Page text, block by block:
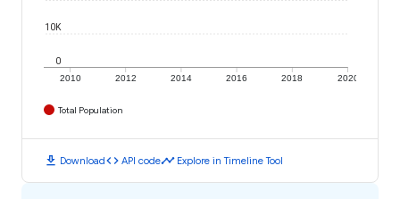
2010 2012 2014 2016 2018 2020
0
10K
Total Population
download Downloadcode API codetimeline Explore in Timeline Tool